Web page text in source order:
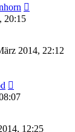
20:15
2014, 22:12
12:25